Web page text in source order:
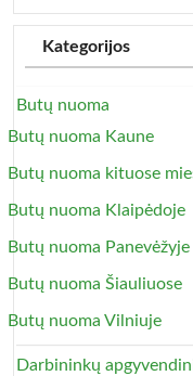
Kategorijos
Butų nuoma
Butų nuoma Kaune
Butų nuoma kituose
Butų nuoma Klaipėdoje
Butų nuoma Panevėžyje
Butų nuoma Šiauliuose
Butų nuoma Vilniuje
Darbininkų